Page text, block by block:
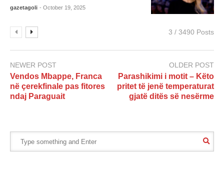
gazetagoli - October 19, 2025
3 / 3490 Posts
NEWER POST
Vendos Mbappe, Franca
në çerekfinale pas fitores
ndaj Paraguait
OLDER POST
Parashikimi i motit – Këto
pritet të jenë temperaturat
gjatë ditës së nesërme